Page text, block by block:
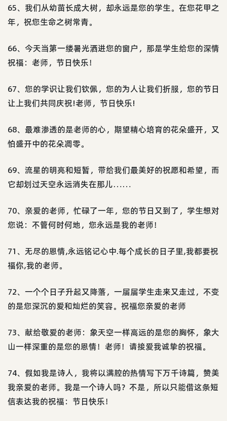
65、我们从幼苗长成大树，却永远是您的学生。在您花甲之
年，祝您生命之树常青。
66、今天当第一缕暑光洒进您的窗户，那是学生给您的深情
祝福：老师，节日快乐！
67、您的学识让我们钦佩，您的为人让我们折服，您的节日
让上我们共同庆祝!老师，节日快乐!
68、最难渗透的是老师的心，期望精心培育的花朵盛开，又
怕盛开中的花朵凋零。
69、流星的明亮和短暂，带给我们最美好的祝愿和希望，而
它却划过天空永远消失在那儿……
70、亲爱的老师，忙碌了一年，您的节日又到了，学生想对
您说：不管何时何地，您永远是我的老师！
71、无尽的恩情,永远铭记心中.每个成长的日子里,我都要祝
福你,我的老师。
72、一个个日子升起又降落，一届届学生走来又走过，不变
的是您深沉的爱和灿烂的笑容。祝福您亲爱的老师
73、献给敬爱的老师：象天空一样高远的是您的胸怀，象大
山一样深重的是您的恩情！老师！请接爱我诚挚的祝福。
74、假如我是诗人，我将以满腔的热情写下万千诗篇，赞美
我亲爱的老师。我是一个诗人吗？不是，所以只能借这条短
信表达我的祝福：节日快乐！